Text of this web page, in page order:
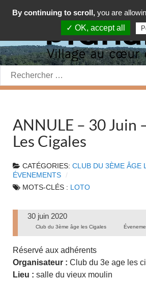
Rechercher:
ANNULE – 30 Juin
Les Cigales
CATÉGORIES: CLUB DU 3ÈME ÂGE
ÉVENEMENTS
MOTS-CLÉS : LOTO
30 juin 2020
Club du 3ème âge les Cigales
Réservé aux adhérents
Organisateur : Club du 3e age les
Lieu : salle du vieux moulin
By continuing to scroll, you are
✓ OK, accept all